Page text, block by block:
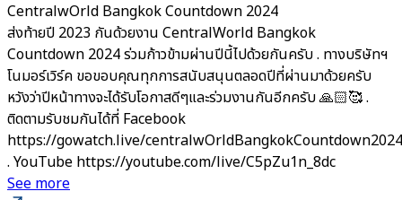
CentralwOrld Bangkok Countdown 2024
ส่งท้ายปี 2023 กันด้วยงาน CentralWorld Bangkok
Countdown 2024 ร่วมก้าวข้ามผ่านปีนี้ไปด้วยกันครับ . ทางบริษัทฯ
โนมอร์เวิร์ค ขอขอบคุณทุกการสนับสนุนตลอดปีที่ผ่านมาด้วยครับ
หวังว่าปีหน้าทางจะได้รับโอกาสดีๆและร่วมงานกันอีกครับ 🙏🏻🥰 .
ติดตามรับชมกันได้ที่ Facebook
https://gowatch.live/centralwOrldBangkokCountdown2024
. YouTube https://youtube.com/live/C5pZu1n_8dc
See more